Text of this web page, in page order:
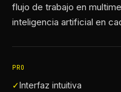
flujo de trabajo en
inteligencia artificial en
PRO
✓Interfaz intuitiva